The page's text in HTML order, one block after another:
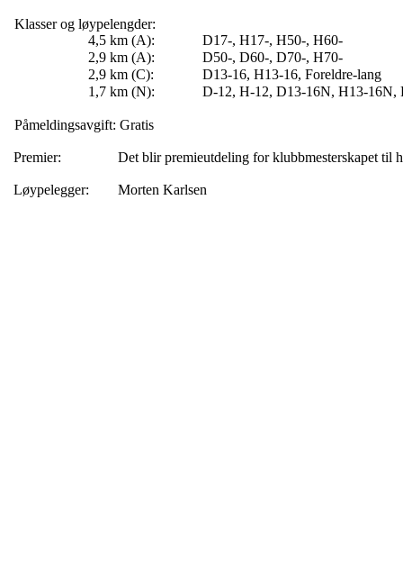
Klasser og løypelengder:
4,5 km (A):
D17-, H17-, H50-, H60-
2,9 km (A):
D50-, D60-, D70-, H70-
2,9 km (C):
D13-16, H13-16, Foreldre-lang
1,7 km (N):
D-12, H-12, D13-16N, H13-16N,
Påmeldingsavgift: Gratis
Premier: Det blir premieutdeling for klubbmesterskapet til
Løypelegger: Morten Karlsen